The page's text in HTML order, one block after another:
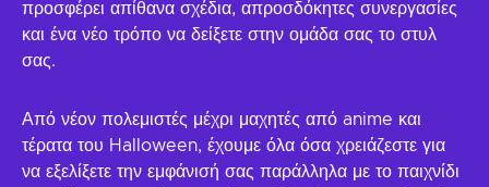
προσφέρει απίθανα σχέδια, απροσδόκητες συνεργασίες
και ένα νέο τρόπο να δείξετε στην ομάδα σας το στυλ
σας.
Από νέον πολεμιστές μέχρι μαχητές από anime και
τέρατα του Halloween, έχουμε όλα όσα χρειάζεστε για
να εξελίξετε την εμφάνισή σας παράλληλα με το παιχνίδι